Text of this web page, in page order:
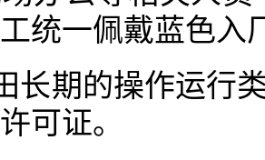
统一佩戴蓝色入
长期的操作运行
可证。